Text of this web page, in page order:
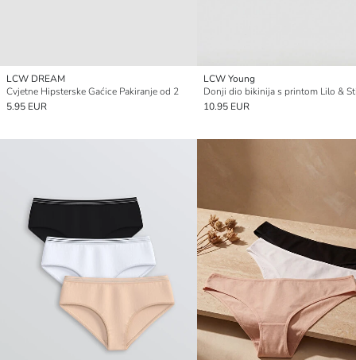
LCW DREAM
Cvjetne Hipsterske Gaćice Pakiranje od 2
5.95 EUR
LCW Young
10.95 EUR